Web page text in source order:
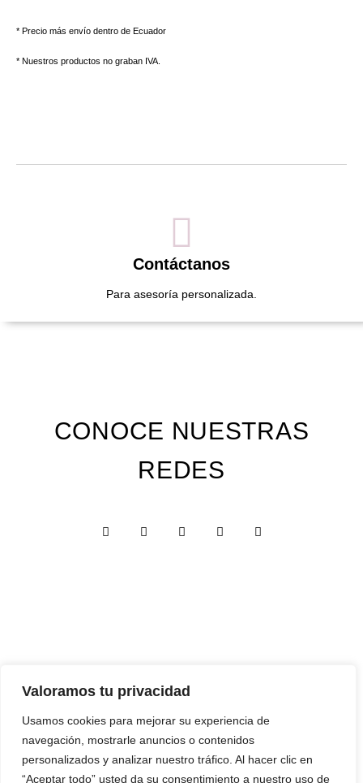
Valoramos tu privacidad
Usamos cookies para mejorar su experiencia de
navegación, mostrarle anuncios o contenidos
personalizados y analizar nuestro tráfico. Al hacer clic en
“Aceptar todo” usted da su consentimiento a nuestro uso de
* Precio más envío dentro de Ecuador
* Nuestros productos no graban IVA.
Contáctanos
Para asesoría personalizada.
CONOCE NUESTRAS
REDES
Custom Edition
Digital Edition